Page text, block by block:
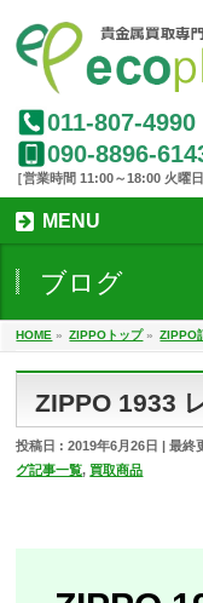
011-807-4990
090-8896-
MENU
ブログ
HOME » ZIPPOトップ» ZIPPO
ZIPPO 1933
投稿日 : 2019年6月26日 最終
グ記事一覧, 買取商品